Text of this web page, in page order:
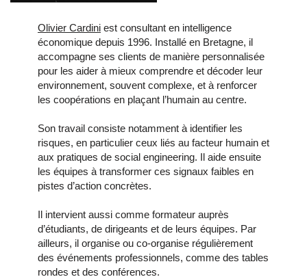
Olivier Cardini est consultant en intelligence
économique depuis 1996. Installé en Bretagne, il
accompagne ses clients de manière personnalisée
pour les aider à mieux comprendre et décoder leur
environnement, souvent complexe, et à renforcer
les coopérations en plaçant l’humain au centre.
Son travail consiste notamment à identifier les
risques, en particulier ceux liés au facteur humain et
aux pratiques de social engineering. Il aide ensuite
les équipes à transformer ces signaux faibles en
pistes d’action concrètes.
Il intervient aussi comme formateur auprès
d’étudiants, de dirigeants et de leurs équipes. Par
ailleurs, il organise ou co-organise régulièrement
des événements professionnels, comme des tables
rondes et des conférences.